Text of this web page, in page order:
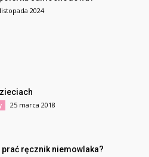
2024
25 marca 2018
ręcznik niemowlaka?